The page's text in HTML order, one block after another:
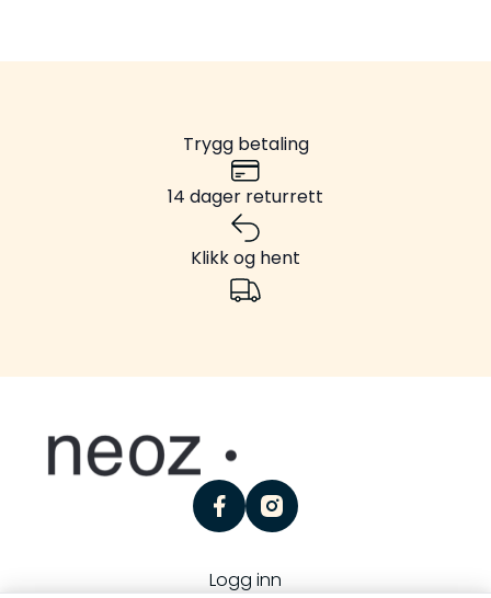
Trygg betaling
14 dager returrett
Klikk og hent
facebookinstagram
Logg inn